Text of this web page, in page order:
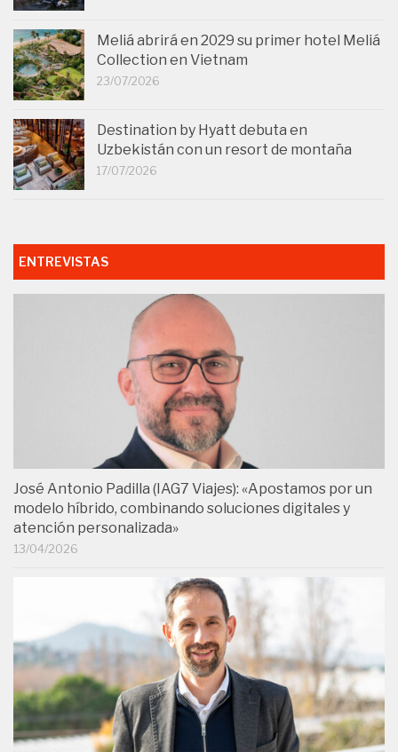
Meliá abrirá en 2029 su primer hotel Meliá
Collection en Vietnam
23/07/2026
Destination by Hyatt debuta en
Uzbekistán con un resort de montaña
17/07/2026
ENTREVISTAS
José Antonio Padilla (IAG7 Viajes): «Apostamos por un
modelo híbrido, combinando soluciones digitales y
atención personalizada»
13/04/2026